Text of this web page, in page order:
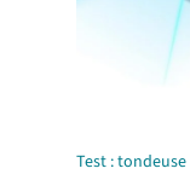
Test :